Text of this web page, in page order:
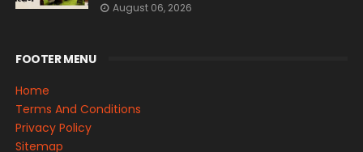
August 06, 2026
FOOTER MENU
Home
Terms And Conditions
Privacy Policy
Sitemap